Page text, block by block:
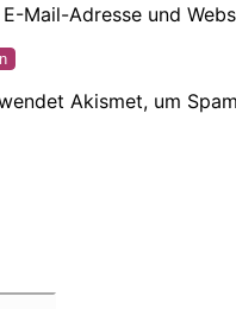
Mail-Adresse und
Akismet, um